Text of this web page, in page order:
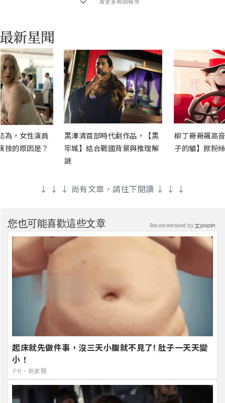
看更多相關報導
為，女性演員
技的原因是？
黑澤清首部時代劇作品，【黑
牢城】結合戰國背景與推理解
謎
柳丁哥哥飆高
子的貓】掀粉
↓ ↓ ↓ 尚有文章，請往下閱讀 ↓ ↓ ↓
您也可能喜歡這些文章
起床就先做件事，沒三天小腹就不見了! 肚子一天天變
小！
PR・新素簡
Recommended by